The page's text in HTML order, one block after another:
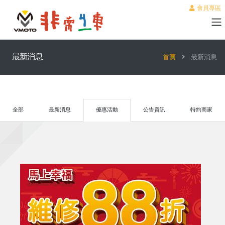
會員專區
最新消息 首頁 最新消息
全部 最新消息 優惠活動 公告資訊 特約商家